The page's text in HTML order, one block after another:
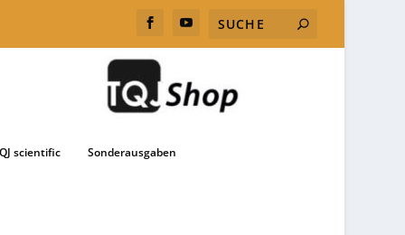
scientific Sonderausgaben